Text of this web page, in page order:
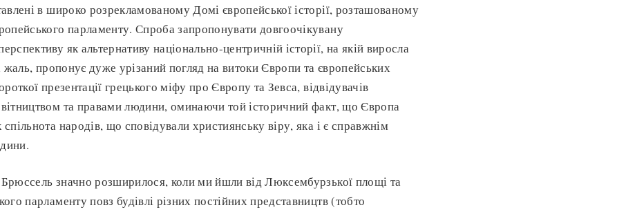
в широко розрекламованому Домі європейської історії, розташованому
парламенту. Спроба запропонувати довгоочікувану
як альтернативу національно-центричній історії, на якій виросла
жаль, пропонує дуже урізаний погляд на витоки Європи та європейських
презентації грецького міфу про Європу та Зевса, відвідувачів
та правами людини, оминаючи той історичний факт, що Європа
народів, що сповідували християнську віру, яка і є справжнім
значно розширилося, коли ми йшли від Люксембурзької площі та
парламенту повз будівлі різних постійних представництв (тобто